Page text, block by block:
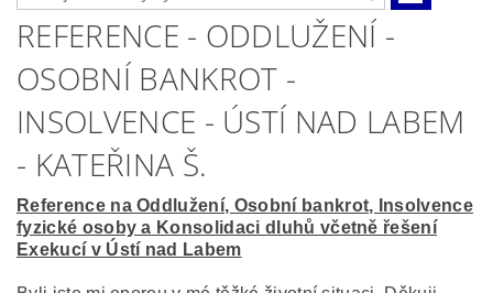
REFERENCE - ODDLUŽENÍ -
OSOBNÍ BANKROT -
INSOLVENCE - ÚSTÍ NAD LABEM
- KATEŘINA Š.
Reference na Oddlužení, Osobní bankrot, Insolvence
fyzické osoby a Konsolidaci dluhů včetně řešení
Exekucí v Ústí nad Labem